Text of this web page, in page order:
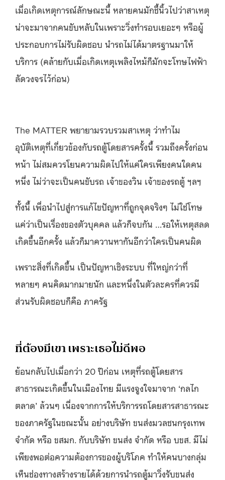
เมื่อเกิดเหตุการณ์ลักษณะนี้ หลายคนมักชี้นิ้วไปว่าสาเหตุ
น่าจะมาจากคนขับหลับในเพราะวิ่งทำรอบเยอะๆ หรือผู้
ประกอบการไม่รับผิดชอบ นำรถไม่ได้มาตรฐานมาให้
บริการ (คล้ายกับเมื่อเกิดเหตุเพลิงไหม้ก็มักจะโทษไฟฟ้า
ลัดวงจรไว้ก่อน)
The MATTER พยายามรวบรวมสาเหตุ ว่าทำไม
อุบัติเหตุที่เกี่ยวข้องกับรถตู้โดยสารครั้งนี้ รวมถึงครั้งก่อน
หน้า ไม่สมควรโยนความผิดไปให้แค่ใครเพียงคนใดคน
หนึ่ง ไม่ว่าจะเป็นคนขับรถ เจ้าของวิน เจ้าของรถตู้ ฯลฯ
ทั้งนี้ เพื่อนำไปสู่การแก้ไขปัญหาที่ถูกจุดจริงๆ ไม่ใช่โทษ
แค่ว่าเป็นเรื่องของตัวบุคคล แล้วก็จบกัน …รอให้เหตุสลด
เกิดขึ้นอีกครั้ง แล้วก็มาควานหากันอีกว่าใครเป็นคนผิด
เพราะสิ่งที่เกิดขึ้น เป็นปัญหาเชิงระบบ ที่ใหญ่กว่าที่
หลายๆ คนคิดมากมายนัก และหนึ่งในตัวละครที่ควรมี
ส่วนรับผิดชอบก็คือ ภาครัฐ
ที่ต้องมีเขา เพราะเธอไม่ดีพอ
ย้อนกลับไปเมื่อกว่า 20 ปีก่อน เหตุที่รถตู้โดยสาร
สาธารณะเกิดขึ้นในเมืองไทย มีแรงจูงใจมาจาก ‘กลไก
ตลาด’ ล้วนๆ เนื่องจากการให้บริการรถโดยสารสาธารณะ
ของภาครัฐในขณะนั้น อย่างบริษัท ขนส่งมวลชนกรุงเทพ
จำกัด หรือ ขสมก. กับบริษัท ขนส่ง จำกัด หรือ บขส. มีไม่
เพียงพอต่อความต้องการของผู้บริโภค ทำให้คนบางกลุ่ม
เห็นช่องทางสร้างรายได้ด้วยการนำรถตู้มาวิ่งรับขนส่ง